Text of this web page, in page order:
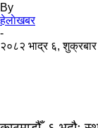
By
हेलाेखबर
-
२०८२ भाद्र ६,